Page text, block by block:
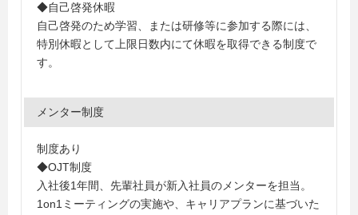
◆自己啓発休暇
自己啓発のため学習、または研修等に参加する際には、
特別休暇として上限日数内にて休暇を取得できる制度で
す。
メンター制度
制度あり
◆OJT制度
入社後1年間、先輩社員が新入社員のメンターを担当。
1on1ミーティングの実施や、キャリアプランに基づいた